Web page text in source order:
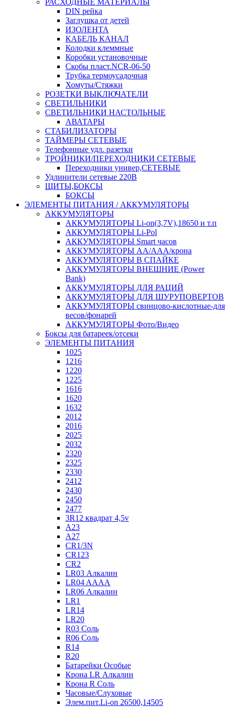
РАСХОДНЫЕ МАТЕРИАЛЫ
DIN рейка
Заглушка от детей
ИЗОЛЕНТА
КАБЕЛЬ КАНАЛ
Колодки клеммные
Коробки установочные
Скобы пласт.NCR-06-50
Трубка термоусадочная
Хомуты/Стяжки
РОЗЕТКИ ВЫКЛЮЧАТЕЛИ
СВЕТИЛЬНИКИ
СВЕТИЛЬНИКИ НАСТОЛЬНЫЕ
АВАТАРЫ
СТАБИЛИЗАТОРЫ
ТАЙМЕРЫ СЕТЕВЫЕ
Телефонные удл. разетки
ТРОЙНИКИ/ПЕРЕХОДНИКИ СЕТЕВЫЕ
Переходники универ,СЕТЕВЫЕ
Удлинители сетевые 220В
ЩИТЫ,БОКСЫ
БОКСЫ
ЭЛЕМЕНТЫ ПИТАНИЯ / АККУМУЛЯТОРЫ
АККУМУЛЯТОРЫ
АККУМУЛЯТОРЫ Li-on(3,7V),18650 и т.п
АККУМУЛЯТОРЫ Li-Pol
АККУМУЛЯТОРЫ Smart часов
АККУМУЛЯТОРЫ АА/ААА/крона
АККУМУЛЯТОРЫ В СПАЙКЕ
АККУМУЛЯТОРЫ ВНЕШНИЕ (Power
Bank)
АККУМУЛЯТОРЫ ДЛЯ РАЦИЙ
АККУМУЛЯТОРЫ ДЛЯ ШУРУПОВЕРТОВ
АККУМУЛЯТОРЫ свинцово-кислотные-для
весов/фонарей
АККУМУЛЯТОРЫ Фото/Видео
Боксы для батареек/отсеки
ЭЛЕМЕНТЫ ПИТАНИЯ
1025
1216
1220
1225
1616
1620
1632
2012
2016
2025
2032
2320
2325
2330
2412
2430
2450
2477
3R12 квадрат 4,5v
A23
A27
CR1/3N
CR123
CR2
LR03 Алкалин
LR04 AAAA
LR06 Алкалин
LR1
LR14
LR20
R03 Соль
R06 Соль
R14
R20
Батарейки Особые
Крона LR Алкалин
Крона R Соль
Часовые/Слуховые
Элем.пит.Li-on 26500,14505